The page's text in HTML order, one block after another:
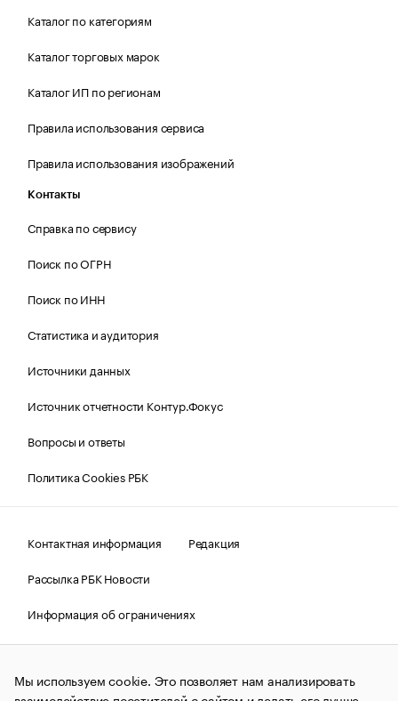
Каталог по категориям
Каталог торговых марок
Каталог ИП по регионам
Правила использования сервиса
Правила использования изображений
Контакты
Справка по сервису
Поиск по ОГРН
Поиск по ИНН
Статистика и аудитория
Источники данных
Источник отчетности Контур.Фокус
Вопросы и ответы
Политика Cookies РБК
Контактная информация
Редакция
Рассылка РБК Новости
Информация об ограничениях
Правовая информация
О соблюдении авторских прав
© АО «РОСБИЗНЕСКОНСАЛТИНГ»,1995–2026.Сообщения
и материалы информационного агентства «РБК»
Мы используем cookie. Это позволяет нам анализировать